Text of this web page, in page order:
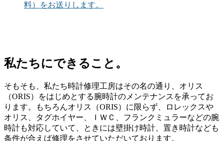
料）をお送りします。
私たちにできること。
そもそも、私たち時計修理工房はその名の通り、オリス
（ORIS）をはじめとする腕時計のメンテナンスを承ってお
ります。もちろんオリス（ORIS）に限らず、ロレックスや
オリス、タグホイヤー、ＩＷＣ、フランクミュラーなどの腕
時計も対応していて、ときには壁掛け時計、置き時計なども
条件が合えば修理をさせていただいております。